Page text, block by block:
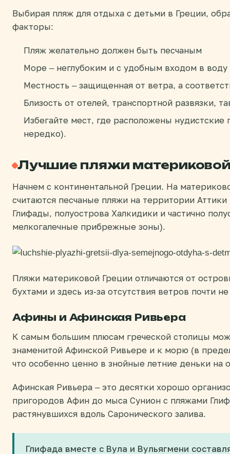
Выбирая пляж для отдыха с детьми в Греции,
факторы:
Пляж желательно должен быть песчаным
Море – неглубоким и с удобным входом в воду
Местность – защищенная от ветра, а
Близость от отелей, транспортной развязки,
Избегайте мест, где расположены нудистские
нередко).
Лучшие пляжи материковой
Начнем с континентальной Греции. На
считаются песчаные пляжи на территории
Глифады, полуострова Халкидики и частично
мелкогалечные прибрежные зоны).
Пляжи материковой Греции отличаются от
бухтами и здесь из-за отсутствия ветров почти
Афины и Афинская Ривьера
К самым большим плюсам греческой столицы
знаменитой Афинской Ривьере и к морю (в
что особенно ценно в знойные летние деньки на
Афинская Ривьера – это десятки хорошо
пригородов Афин до мыса Сунион с пляжами
растянувшихся вдоль Саронического залива.
Глифада вместе с Вула и Вульягмени